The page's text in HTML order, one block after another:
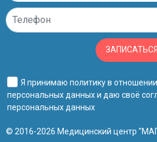
ЗАПИСАТЬСЯ
Я принимаю политику в
персональных данныхи даю своё
персональных данных
© 2016-2026 Медицинский центр